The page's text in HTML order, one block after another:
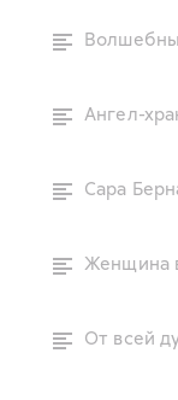
Ангел-
Сара
Женщина
От всей